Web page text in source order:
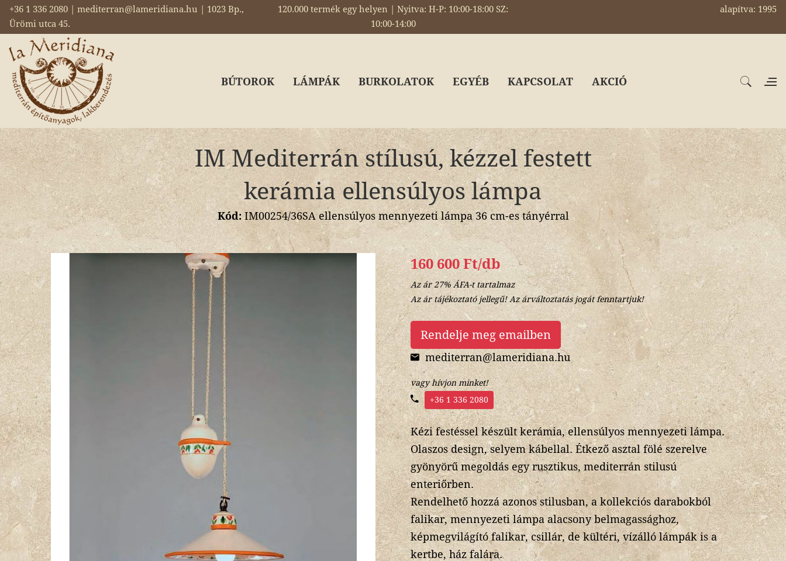
+36 1 336 2080 | mediterran@lameridiana.hu | 1023 Bp.,
Ürömi utca 45.
120.000 termék egy helyen | Nyitva: H-P: 10:00-18:00 SZ:
10:00-14:00
alapítva: 1995
BÚTOROK LÁMPÁK BURKOLATOK EGYÉB KAPCSOLAT AKCIÓ
IM Mediterrán stílusú, kézzel festett
kerámia ellensúlyos lámpa
Kód:IM00254/36SA ellensúlyos mennyezeti lámpa 36 cm-es tányérral
160 600 Ft/db
Az ár 27% ÁFA-t tartalmaz
Az ár tájékoztató jellegű! Az árváltoztatás jogát fenntartjuk!
Rendelje meg emailben
mediterran@lameridiana.hu
vagy hívjon minket!
+36 1 336 2080
Kézi festéssel készült kerámia, ellensúlyos mennyezeti lámpa.
Olaszos design, selyem kábellal. Étkező asztal fölé szerelve
gyönyörű megoldás egy rusztikus, mediterrán stilusú
enteriőrben.
Rendelhető hozzá azonos stilusban, a kollekciós darabokból
falikar, mennyezeti lámpa alacsony belmagassághoz,
képmegvilágító falikar, csillár, de kültéri, vízálló lámpák is a
kertbe, ház falára.